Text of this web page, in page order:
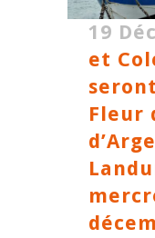
19 Déc
et
Fleur